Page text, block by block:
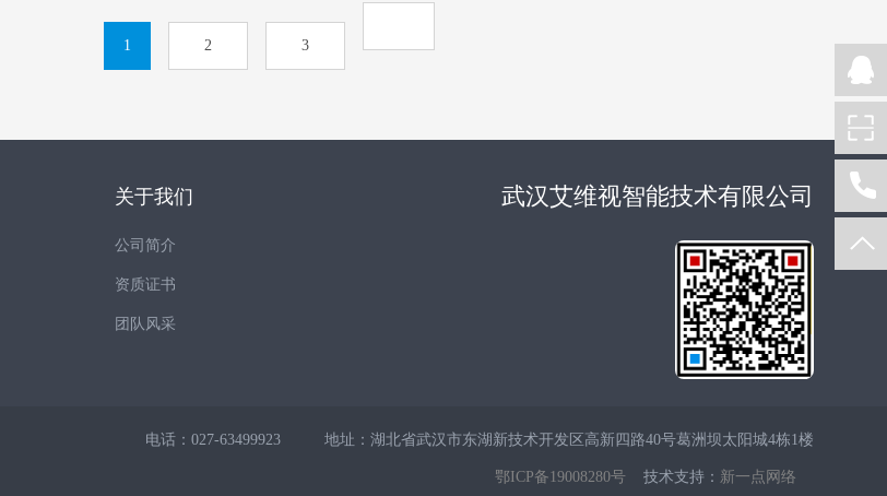
1 2 3
关于我们
公司简介
资质证书
团队风采
武汉艾维视智能技术有限公司
电话：027-63499923 地址：湖北省武汉市东湖新技术开发区高新四路40号葛洲坝太阳城4栋1楼
鄂ICP备19008280号技术支持： 新一点网络